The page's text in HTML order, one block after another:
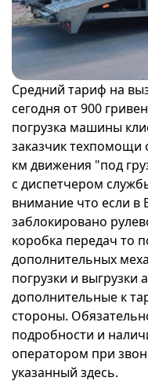
Средний тариф на
сегодня от 900
погрузка машины
заказчик техпомощи
км движения "под
с диспетчером
внимание что если
заблокировано
коробка передач то
дополнительных
погрузки и выгрузки
дополнительные к
стороны.
подробности и
оператором при
указанный здесь.